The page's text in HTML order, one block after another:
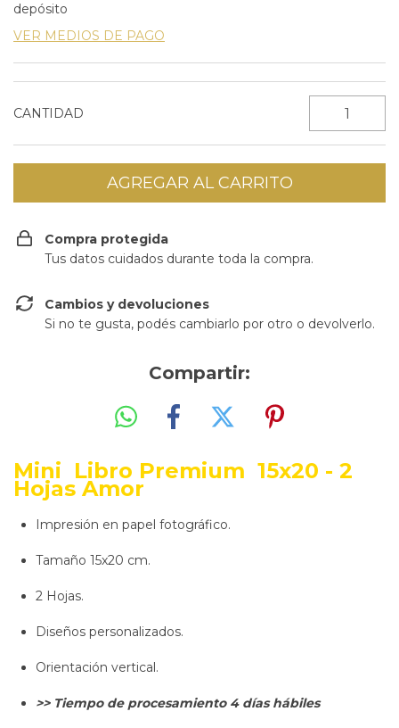
depósito
VER MEDIOS DE PAGO
CANTIDAD
Compra protegida
Tus datos cuidados durante toda la compra.
Cambios y devoluciones
Si no te gusta, podés cambiarlo por otro o devolverlo.
Compartir:
Mini Libro Premium 15x20 - 2
Hojas Amor
Impresión en papel fotográfico.
Tamaño 15x20 cm.
2 Hojas.
Diseños personalizados.
Orientación vertical.
>> Tiempo de procesamiento 4 días hábiles